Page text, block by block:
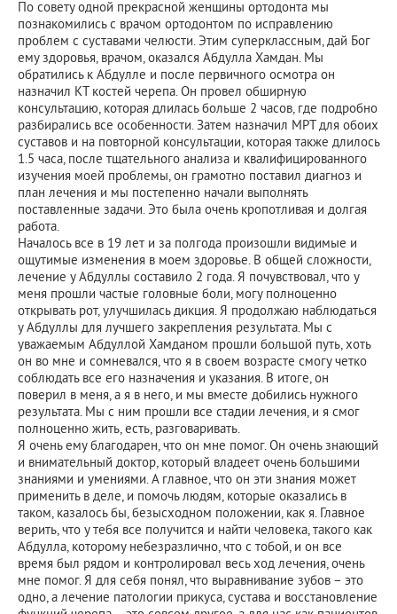
По совету одной прекрасной женщины ортодонта мы
познакомились с врачом ортодонтом по исправлению
проблем с суставами челюсти. Этим суперклассным, дай Бог
ему здоровья, врачом, оказался Абдулла Хамдан. Мы
обратились к Абдулле и после первичного осмотра он
назначил КТ костей черепа. Он провел обширную
консультацию, которая длилась больше 2 часов, где подробно
разбирались все особенности. Затем назначил МРТ для обоих
суставов и на повторной консультации, которая также длилось
1.5 часа, после тщательного анализа и квалифицированного
изучения моей проблемы, он грамотно поставил диагноз и
план лечения и мы постепенно начали выполнять
поставленные задачи. Это была очень кропотливая и долгая
работа.
Началось все в 19 лет и за полгода произошли видимые и
ощутимые изменения в моем здоровье. В общей сложности,
лечение у Абдуллы составило 2 года. Я почувствовал, что у
меня прошли частые головные боли, могу полноценно
открывать рот, улучшилась дикция. Я продолжаю наблюдаться
у Абдуллы для лучшего закрепления результата. Мы с
уважаемым Абдуллой Хамданом прошли большой путь, хоть
он во мне и сомневался, что я в своем возрасте смогу четко
соблюдать все его назначения и указания. В итоге, он
поверил в меня, а я в него, и мы вместе добились нужного
результата. Мы с ним прошли все стадии лечения, и я смог
полноценно жить, есть, разговаривать.
Я очень ему благодарен, что он мне помог. Он очень знающий
и внимательный доктор, который владеет очень большими
знаниями и умениями. А главное, что он эти знания может
применить в деле, и помочь людям, которые оказались в
таком, казалось бы, безысходном положении, как я. Главное
верить, что у тебя все получится и найти человека, такого как
Абдулла, которому небезразлично, что с тобой, и он все
время был рядом и контролировал весь ход лечения, очень
мне помог. Я для себя понял, что выравнивание зубов – это
одно, а лечение патологии прикуса, сустава и восстановление